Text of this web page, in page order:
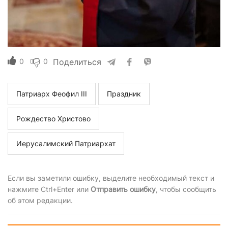
0 0 Поделиться
Патриарх Феофил III Праздник
Рождество Христово
Иерусалимский Патриархат
Если вы заметили ошибку, выделите необходимый текст и
нажмите Ctrl+Enter или Отправить ошибку, чтобы сообщить
об этом редакции.